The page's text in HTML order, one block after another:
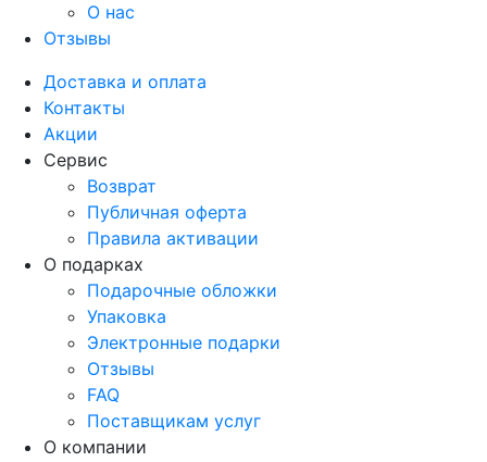
О нас
Отзывы
Доставка и оплата
Контакты
Акции
Сервис
Возврат
Публичная оферта
Правила активации
О подарках
Подарочные обложки
Упаковка
Электронные подарки
Отзывы
FAQ
Поставщикам услуг
О компании